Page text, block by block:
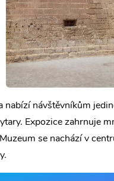
nabízí návštěvníkům
Expozice zahrnuje
se nachází v